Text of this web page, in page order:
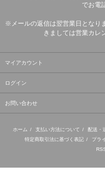
でお電
※メールの返信は翌営業日となり
きましては営業カレ
マイアカウント
ログイン
お問い合わせ
ホーム / 支払い方法について / 配送・
特定商取引法に基づく表記 / プラ